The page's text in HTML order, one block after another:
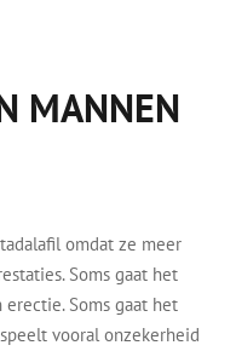
MANNEN
omdat ze meer
Soms gaat het
Soms gaat het
vooral onzekerheid